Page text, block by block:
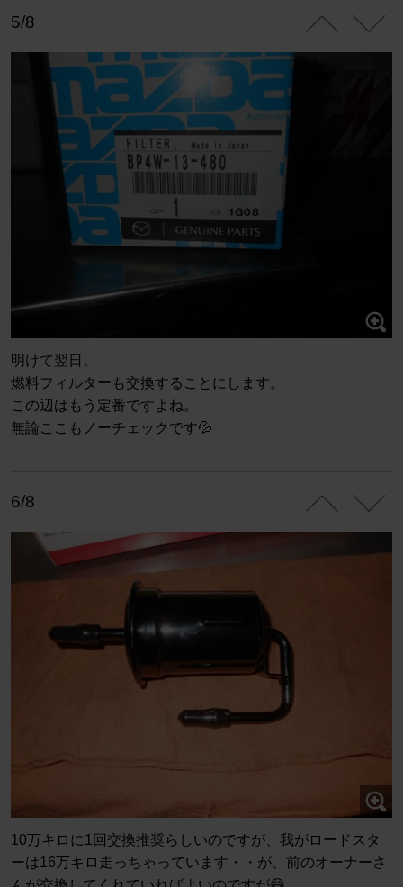
5/8
明けて翌日。
燃料フィルターも交換することにします。
この辺はもう定番ですよね。
無論ここもノーチェックです💦
6/8
10万キロに1回交換推奨らしいのですが、我がロードスタ
ーは16万キロ走っちゃっています・・が、前のオーナーさ